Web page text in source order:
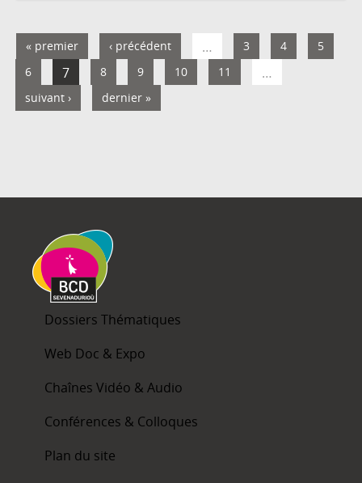
« premier ‹ précédent … 3 4
5
6
7 8 9 10 11 …
suivant › dernier »
Dossiers Thématiques
Web Doc & Expo
Chaînes Vidéo & Audio
Conférences & Colloques
Plan du site